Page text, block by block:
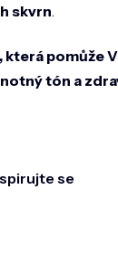
skvrn
která pomůže
tón a
se